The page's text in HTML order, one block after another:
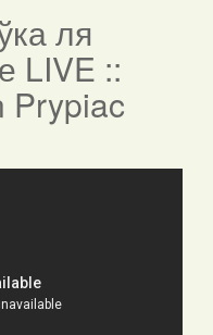
ля
LIVE ::
Prypiac